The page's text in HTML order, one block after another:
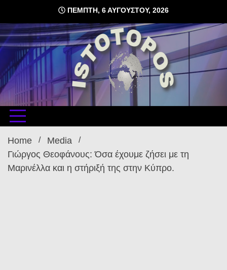
content
ΠΈΜΠΤΗ, 6 ΑΥΓΟΎΣΤΟΥ, 2026
δωρεάν φιλοξενία ιστοσελίδων , ειδήσεις
Home
Media
Γιώργος Θεοφάνους: Όσα έχουμε ζήσει με τη
Μαρινέλλα και η στήριξή της στην Κύπρο.